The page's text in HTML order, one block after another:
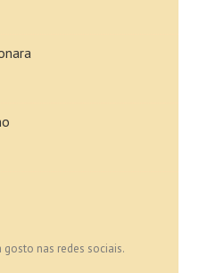
nas redes sociais.